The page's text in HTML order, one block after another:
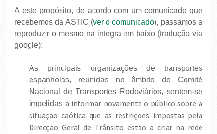
A este propósito, de acordo com um comunicado que
recebemos da ASTIC (ver o comunicado), passamos a
reproduzir o mesmo na integra em baixo (tradução via
google):
As principais organizações de transportes
espanholas, reunidas no âmbito do Comité
Nacional de Transportes Rodoviários, sentem-se
impelidas a informar novamente o público sobre a
situação caótica que as restrições impostas pela
Direcção Geral de Trânsito estão a criar na rede